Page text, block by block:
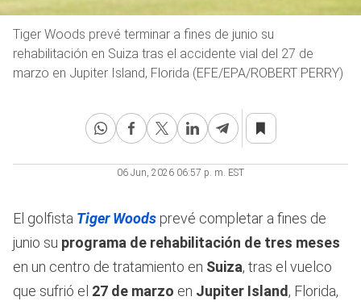
Tiger Woods prevé terminar a fines de junio su
rehabilitación en Suiza tras el accidente vial del 27 de
marzo en Jupiter Island, Florida (EFE/EPA/ROBERT PERRY)
06 Jun, 2026 06:57 p. m. EST
El golfista Tiger Woods prevé completar a fines de
junio su programa de rehabilitación de tres meses
en un centro de tratamiento en Suiza, tras el vuelco
que sufrió el 27 de marzo en Jupiter Island, Florida,